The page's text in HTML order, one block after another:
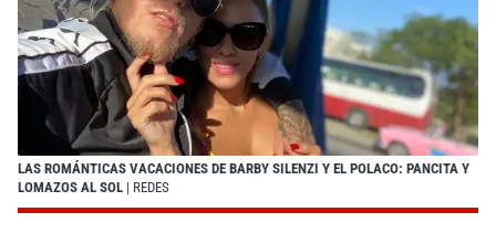
LAS ROMÁNTICAS VACACIONES DE BARBY SILENZI Y EL POLACO: PANCITA Y
LOMAZOS AL SOL | REDES